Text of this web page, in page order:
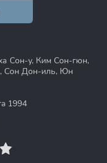
Сон-у, Ким Сон-гюн,
Сон Дон-иль, Юн
1994